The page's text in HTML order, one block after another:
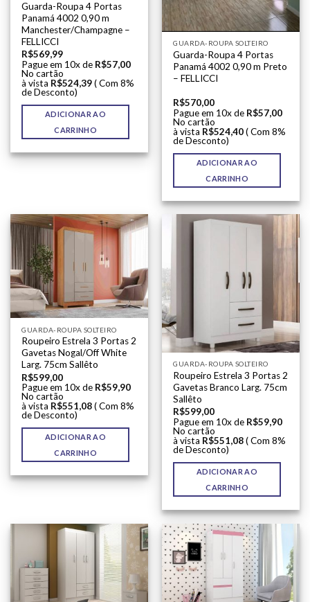
Guarda-Roupa 4 Portas
Panamá 4002 0,90 m
Manchester/Champagne –
FELLICCI
R$569,99
Pague em 10x de R$57,00
No cartão
à vista R$524,39( Com 8%
de Desconto)
ADICIONAR AO
CARRINHO
GUARDA-ROUPA SOLTEIRO
Guarda-Roupa 4 Portas
Panamá 4002 0,90 m Preto
– FELLICCI
R$570,00
Pague em 10x de R$57,00
No cartão
à vista R$524,40( Com 8%
de Desconto)
ADICIONAR AO
CARRINHO
GUARDA-ROUPA SOLTEIRO
Roupeiro Estrela 3 Portas 2
Gavetas Nogal/Off White
Larg. 75cm Sallêto
R$599,00
Pague em 10x de R$59,90
No cartão
à vista R$551,08( Com 8%
de Desconto)
ADICIONAR AO
CARRINHO
GUARDA-ROUPA SOLTEIRO
Roupeiro Estrela 3 Portas 2
Gavetas Branco Larg. 75cm
Sallêto
R$599,00
Pague em 10x de R$59,90
No cartão
à vista R$551,08( Com 8%
de Desconto)
ADICIONAR AO
CARRINHO